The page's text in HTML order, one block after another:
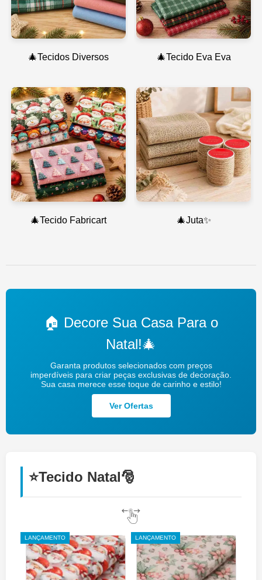
🎄Tecidos Diversos 🎄Tecido Eva Eva
🎄Tecido Fabricart 🎄Juta✨
🏠 Decore Sua Casa Para o
Natal!🎄
Garanta produtos selecionados com preços
imperdíveis para criar peças exclusivas de decoração.
Sua casa merece esse toque de carinho e estilo!
Ver Ofertas
⭐Tecido Natal🎅
LANÇAMENTO LANÇAMENTO